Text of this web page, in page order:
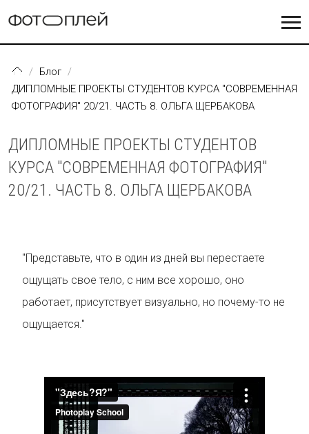
Блог
ДИПЛОМНЫЕ ПРОЕКТЫ СТУДЕНТОВ КУРСА "СОВРЕМЕННАЯ
ФОТОГРАФИЯ" 20/21. ЧАСТЬ 8. ОЛЬГА ЩЕРБАКОВА
ДИПЛОМНЫЕ ПРОЕКТЫ СТУДЕНТОВ
КУРСА "СОВРЕМЕННАЯ ФОТОГРАФИЯ"
20/21. ЧАСТЬ 8. ОЛЬГА ЩЕРБАКОВА
"Представьте, что в один из дней вы перестаете
ощущать свое тело, с ним все хорошо, оно
работает, присутствует визуально, но почему-то не
ощущается."